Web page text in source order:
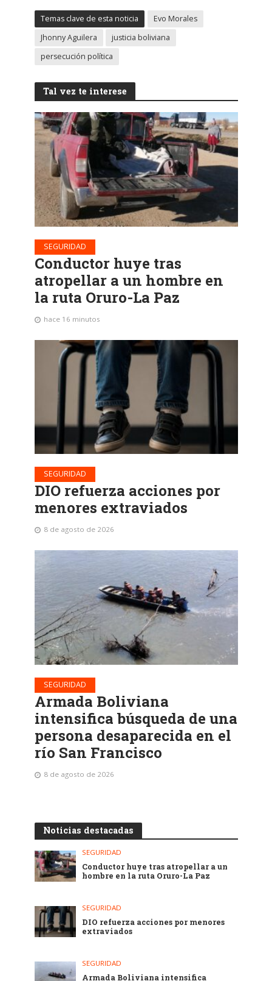
Temas clave de esta noticia
Evo Morales
Jhonny Aguilera
justicia boliviana
persecución política
Tal vez te interese
SEGURIDAD
Conductor huye tras
atropellar a un hombre en
la ruta Oruro-La Paz
hace 16 minutos
SEGURIDAD
DIO refuerza acciones por
menores extraviados
8 de agosto de 2026
SEGURIDAD
Armada Boliviana
intensifica búsqueda de una
persona desaparecida en el
río San Francisco
8 de agosto de 2026
Noticias destacadas
SEGURIDAD
Conductor huye tras atropellar a un
hombre en la ruta Oruro-La Paz
SEGURIDAD
DIO refuerza acciones por menores
extraviados
SEGURIDAD
Armada Boliviana intensifica